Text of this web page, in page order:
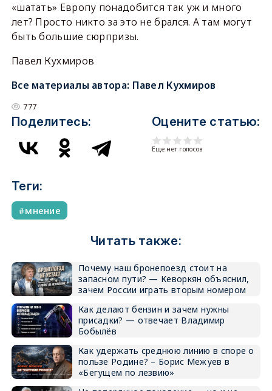
«шатать» Европу понадобится так уж и много
лет? Просто никто за это не брался. А там могут
быть большие сюрпризы.
Павел Кухмиров
Все материалы автора: Павел Кухмиров
777
Поделитесь: Оцените статью:
Еще нет голосов
Теги:
мнение
Читать также:
Почему наш бронепоезд стоит на
запасном пути? — Кеворкян объяснил,
зачем России играть вторым номером
Как делают бензин и зачем нужны
присадки? — отвечает Владимир
Бобылёв
Как удержать среднюю линию в споре о
пользе Родине? – Борис Межуев в
«Бегущем по лезвию»